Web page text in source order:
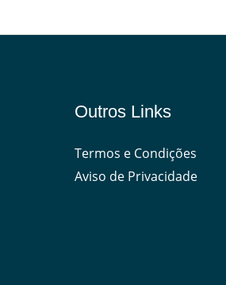
Outros Links
Termos e Condições
Aviso de Privacidade